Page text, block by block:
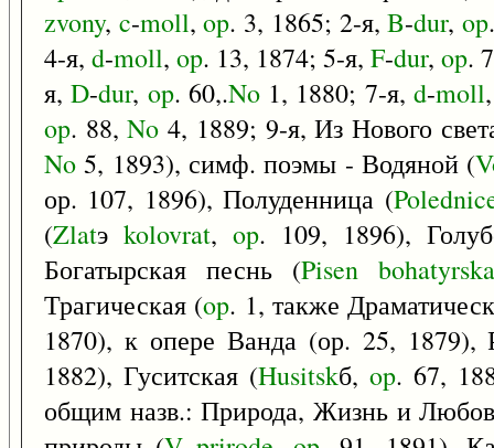
zvony, c-moll,op. 3, 1865; 2-я,B-dur,op
4-я, d-moll, op. 13, 1874; 5-я, F-dur, op.
я,D-dur, op. 60,.No1, 1880; 7-я,d-moll
op. 88,No 4, 1889; 9-я, Из Нового
No 5, 1893), симф. поэмы - Водяной (
ор. 107, 1896), Полуденница (
(Zlatэ kolovrat, op. 109, 1896),
Богатырская песнь (Pisen
Трагическая (op. 1, также
1870), к опере Ванда (ор. 25, 1879),
1882), Гуситская (Husitskб, op. 67,
общим назв.: Природа, Жизнь и